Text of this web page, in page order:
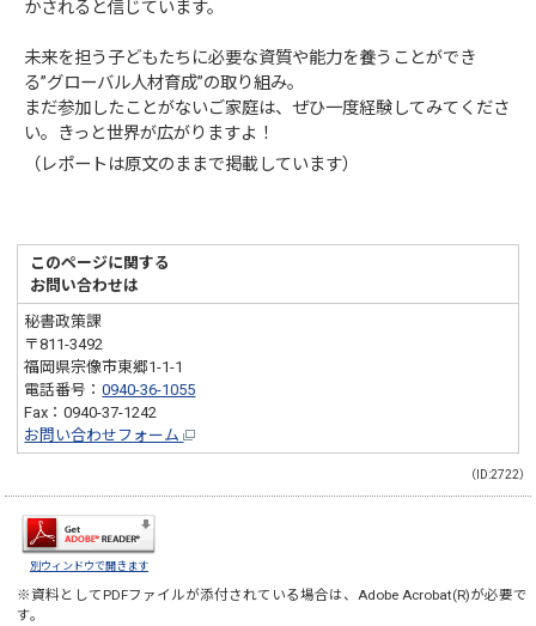
かされると信じています。
未来を担う子どもたちに必要な資質や能力を養うことができ
る”グローバル人材育成”の取り組み。
まだ参加したことがないご家庭は、ぜひ一度経験してみてくださ
い。きっと世界が広がりますよ！
（レポートは原文のままで掲載しています）
このページに関する
お問い合わせは
秘書政策課
〒811-3492
福岡県宗像市東郷1-1-1
電話番号：0940-36-1055
Fax：0940-37-1242
お問い合わせフォーム
（ID:2722）
別ウィンドウで開きます
※資料としてPDFファイルが添付されている場合は、Adobe Acrobat(R)が必要で
す。